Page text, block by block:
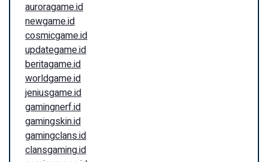
auroragame.id
newgame.id
cosmicgame.id
updategame.id
beritagame.id
worldgame.id
jeniusgame.id
gamingnerf.id
gamingskin.id
gamingclans.id
clansgaming.id